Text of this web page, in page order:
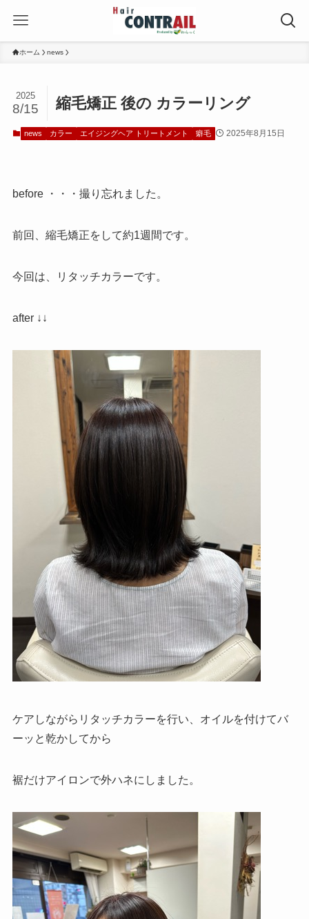
ホーム news
縮毛矯正 後の カラーリング
2025
8/15
news カラー エイジングヘア トリートメント 癖毛 2025年8月15日
before ・・・撮り忘れました。
前回、縮毛矯正をして約1週間です。
今回は、リタッチカラーです。
after ↓↓
ケアしながらリタッチカラーを行い、オイルを付けてバ
ーッと乾かしてから
裾だけアイロンで外ハネにしました。